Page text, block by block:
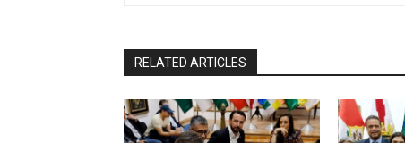
RELATED ARTICLES